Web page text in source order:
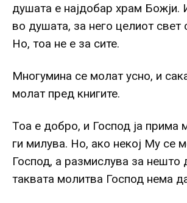
душата е најдобар храм Божји.
во душата, за него целиот свет
Но, тоа не е за сите.
Многумина се молат усно, и
молат пред книгите.
Тоа е добро, и Господ ја прима
ги милува. Но, ако некој Му се
Господ, а размислува за нешто
таквата молитва Господ нема